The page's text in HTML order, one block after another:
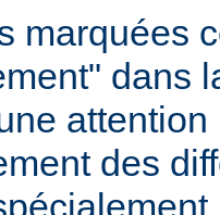
marquées
dans
des